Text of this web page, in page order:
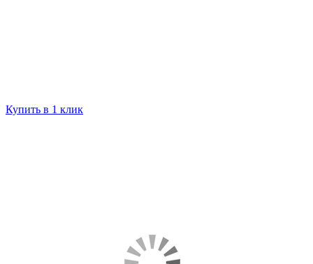
Купить в 1 клик